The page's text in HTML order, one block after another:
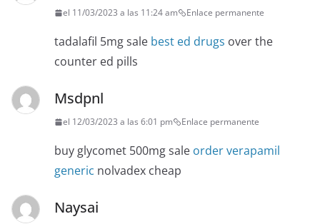
el 11/03/2023 a las 11:24 am Enlace permanente
tadalafil 5mg sale best ed drugs over the
counter ed pills
Msdpnl
el 12/03/2023 a las 6:01 pm Enlace permanente
buy glycomet 500mg sale order verapamil
generic nolvadex cheap
Naysai